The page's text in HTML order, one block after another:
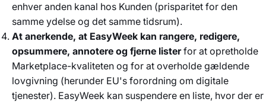
enhver anden kanal hos Kunden (prisparitet for den
samme ydelse og det samme tidsrum).
At anerkende, at EasyWeek kan rangere, redigere,
opsummere, annotere og fjerne listerfor at opretholde
Marketplace-kvaliteten og for at overholde gældende
lovgivning (herunder EU's forordning om digitale
tjenester). EasyWeek kan suspendere en liste, hvor der er